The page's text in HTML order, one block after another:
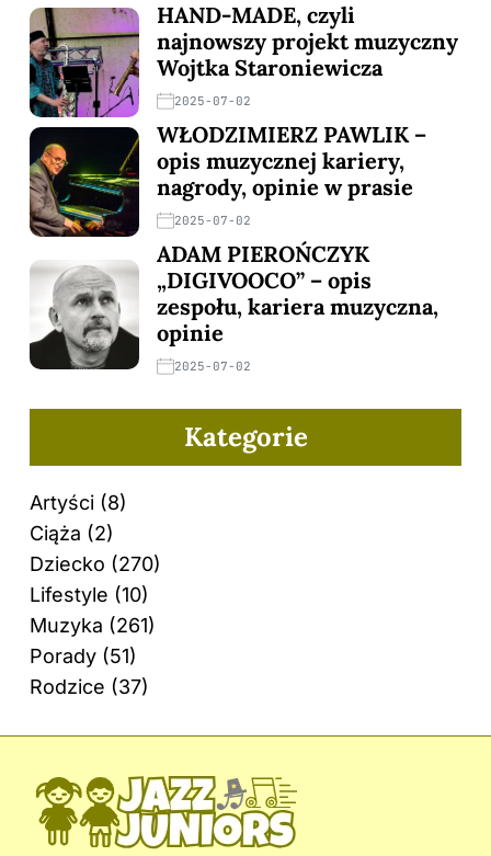
HAND-MADE, czyli
najnowszy projekt muzyczny
Wojtka Staroniewicza
2025-07-02
WŁODZIMIERZ PAWLIK –
opis muzycznej kariery,
nagrody, opinie w prasie
2025-07-02
ADAM PIEROŃCZYK
„DIGIVOOCO” – opis
zespołu, kariera muzyczna,
opinie
2025-07-02
Kategorie
Artyści (8)
Ciąża (2)
Dziecko (270)
Lifestyle (10)
Muzyka (261)
Porady (51)
Rodzice (37)